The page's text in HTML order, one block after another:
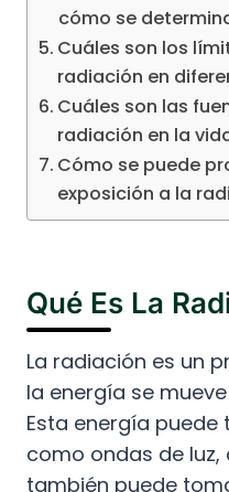
cómo se
Cuáles son los
radiación en
Cuáles son las
radiación en la
Cómo se puede
exposición a la
Qué Es La
La radiación es un
la energía se
Esta energía
como ondas de luz,
también puede